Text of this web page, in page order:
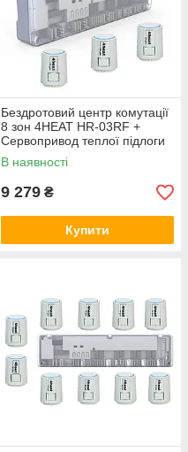
Бездротовий центр комутації
8 зон 4HEAT HR-03RF +
Сервопривод теплої підлоги
4HT.ATR (6 шт.)
В наявності
9 279 ₴
Купити